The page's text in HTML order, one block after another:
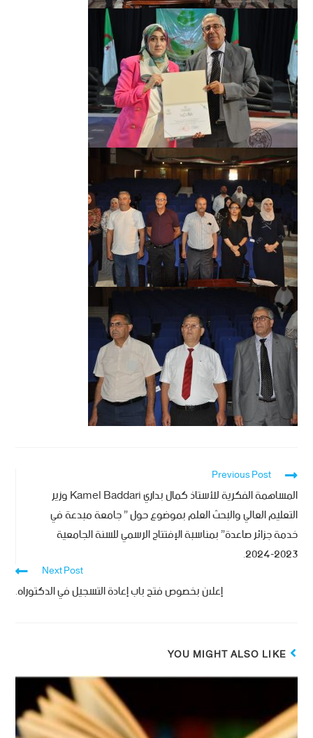
Previous Post
المساهمة الفكرية للأستاذ كمال بداري Kamel Baddari وزير
التعليم العالي والبحث العلم بموضوع حول ” جامعة مبدعة في
خدمة جزائر صاعدة” بمناسبة الإفتتاح الرسمي للسنة الجامعية
2023-2024.
Next Post
إعلان بخصوص فتح باب إعادة التسجيل في الدكتوراه.
YOU MIGHT ALSO LIKE